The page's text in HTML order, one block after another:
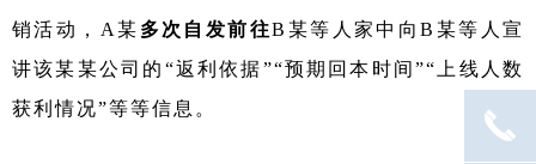
销活动，A某 多次自发前往B某等人家中向B某等人宣
讲该某某公司的“返利依据”“预期回本时间”“上线人数
获利情况”等等信息。
끅